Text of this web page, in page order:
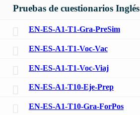
Pruebas de cuestionarios Inglés
EN-ES-A1-T1-Gra-PreSim
EN-ES-A1-T1-Voc-Vac
EN-ES-A1-T1-Voc-Viaj
EN-ES-A1-T10-Eje-Prep
EN-ES-A1-T10-Gra-ForPos